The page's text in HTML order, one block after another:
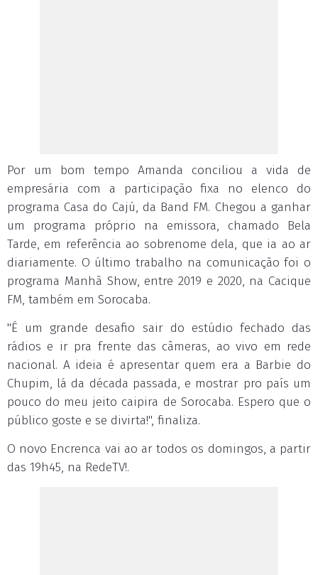
Por um bom tempo Amanda conciliou a vida de
empresária com a participação fixa no elenco do
programa Casa do Cajú, da Band FM. Chegou a ganhar
um programa próprio na emissora, chamado Bela
Tarde, em referência ao sobrenome dela, que ia ao ar
diariamente. O último trabalho na comunicação foi o
programa Manhã Show, entre 2019 e 2020, na Cacique
FM, também em Sorocaba.
"É um grande desafio sair do estúdio fechado das
rádios e ir pra frente das câmeras, ao vivo em rede
nacional. A ideia é apresentar quem era a Barbie do
Chupim, lá da década passada, e mostrar pro país um
pouco do meu jeito caipira de Sorocaba. Espero que o
público goste e se divirta!", finaliza.
O novo Encrenca vai ao ar todos os domingos, a partir
das 19h45, na RedeTV!.